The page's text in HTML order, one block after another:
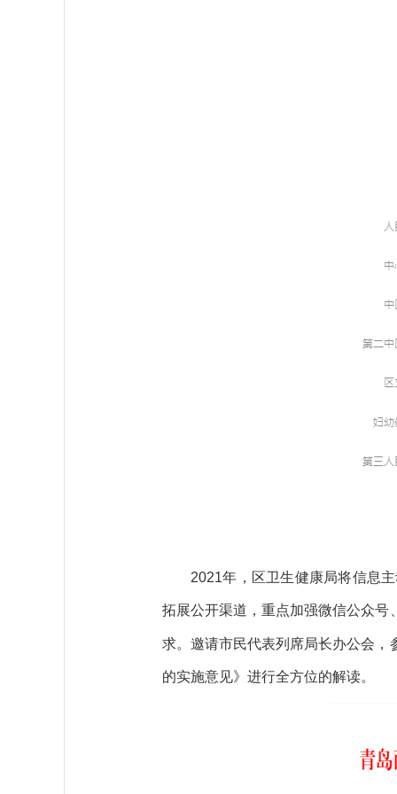
2021年，区卫生健康局将信息
拓展公开渠道，重点加强微信公众
求。邀请市民代表列席局长办公会
的实施意见》进行全方位的解读。